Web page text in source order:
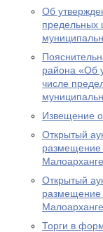
Об
предельных
района «Об
числе
Извещение
Открытый
размещение
Открытый
размещение
Торги в